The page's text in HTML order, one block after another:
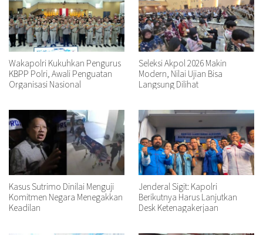
Wakapolri Kukuhkan Pengurus
KBPP Polri, Awali Penguatan
Organisasi Nasional
Seleksi Akpol 2026 Makin
Modern, Nilai Ujian Bisa
Langsung Dilihat
Kasus Sutrimo Dinilai Menguji
Komitmen Negara Menegakkan
Keadilan
Jenderal Sigit: Kapolri
Berikutnya Harus Lanjutkan
Desk Ketenagakerjaan